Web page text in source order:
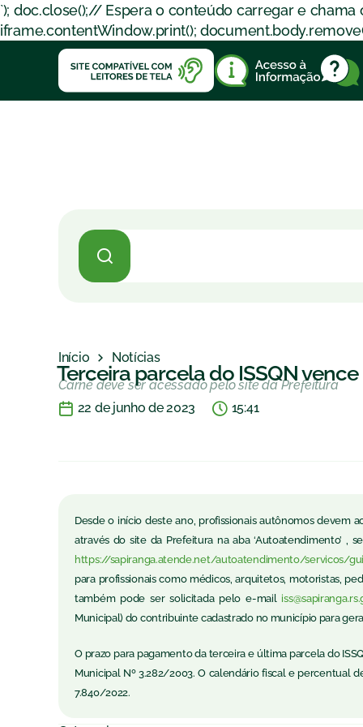
`); doc.close();// Espera o conteúdo carregar e
iframe.contentWindow.print();
Início Notícias
Terceira parcela do ISSQN
Carnê deve ser acessado pelo site da Prefeitura
22 de junho de 2023
15:41
Desde o início deste ano, profissionais autônomos devem
através do site da Prefeitura na aba ‘Autoatendimento’ ,
https://sapiranga.atende.net/autoatendimento/servicos/
para profissionais como médicos, arquitetos, motoristas,
também pode ser solicitada pelo e-mail
Municipal) do contribuinte cadastrado no município para
O prazo para pagamento da terceira e última parcela do
Municipal Nº 3.282/2003. O calendário fiscal e percentual
7.840/2022.